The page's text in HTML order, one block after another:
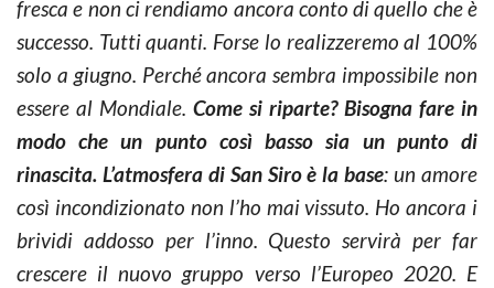
fresca e non ci rendiamo ancora conto di quello che è
successo. Tutti quanti. Forse lo realizzeremo al 100%
solo a giugno. Perché ancora sembra impossibile non
essere al Mondiale. Come si riparte? Bisogna fare in
modo che un punto così basso sia un punto di
rinascita. L’atmosfera di San Siro è la base: un amore
così incondizionato non l’ho mai vissuto. Ho ancora i
brividi addosso per l’inno. Questo servirà per far
crescere il nuovo gruppo verso l’Europeo 2020. E